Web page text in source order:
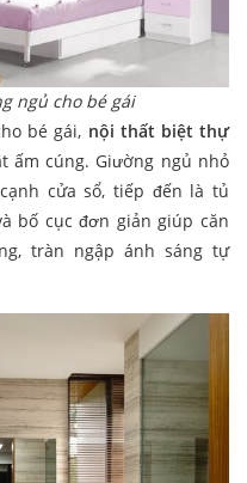
ngủ cho bé gái
bé gái, nội thất biệt thự
ấm cúng. Giường ngủ nhỏ
cửa sổ, tiếp đến là tủ
bố cục đơn giản giúp căn
tràn ngập ánh sáng tự